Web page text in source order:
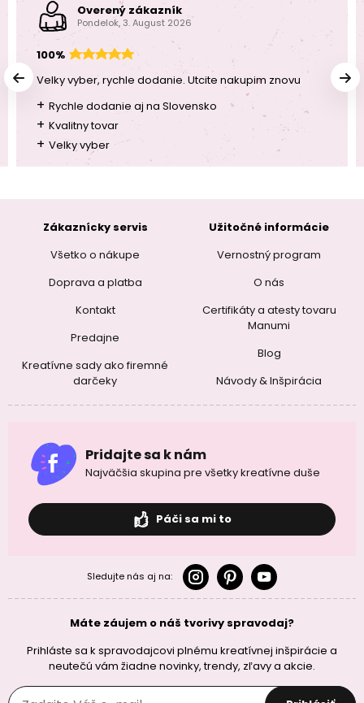
Overený zákazník
Pondelok, 3. August 2026
100%
Velky vyber, rychle dodanie. Utcite nakupim znovu
+ Rychle dodanie aj na Slovensko
+ Kvalitny tovar
+ Velky vyber
Zákaznícky servis
Všetko o nákupe
Doprava a platba
Kontakt
Predajne
Kreatívne sady ako firemné
darčeky
Užitočné informácie
Vernostný program
O nás
Certifikáty a atesty tovaru
Manumi
Blog
Návody & Inšpirácia
Pridajte sa k nám
Najväčšia skupina pre všetky kreatívne duše
Páči sa mi to
Sledujte nás aj na:
Máte záujem o náš tvorivy spravodaj?
Prihláste sa k spravodajcovi plnému kreatívnej inšpirácie a
neutečú vám žiadne novinky, trendy, zľavy a akcie.